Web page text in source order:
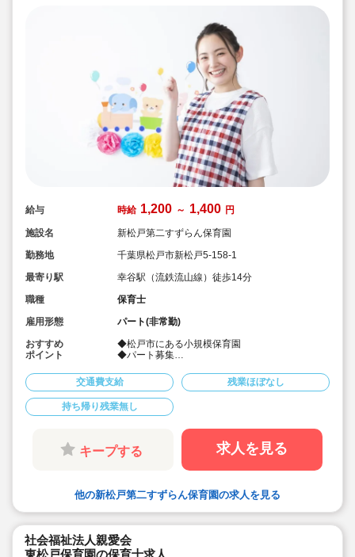
給与 時給 1,200 ～ 1,400 円
施設名
新松戸第二すずらん保育園
勤務地
千葉県松戸市新松戸5-158-1
最寄り駅
幸谷駅（流鉄流山線）徒歩14分
職種
保育士
雇用形態
パート(非常勤)
おすすめ
ポイント
◆松戸市にある小規模保育園
◆パート募集
ッシュタイムを設けております。
◆土日祝休み♪
◆月～金のフルタイム可能な方歓迎！
交通費支給 残業ほぼなし
持ち帰り残業無し
キープする 求人を見る
他の新松戸第二すずらん保育園の求人を見る
社会福祉法人親愛会
東松戸保育園の保育士求人